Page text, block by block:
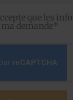
que les
demande*